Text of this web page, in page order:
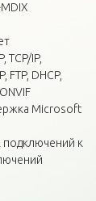
IP,
FTP, DHCP,
Microsoft
к